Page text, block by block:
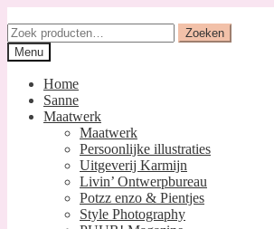
door
naar
navigatie
naar
de
inhoud
Zoeken
naar:
Zoeken
Menu
Home
Sanne
Maatwerk
Maatwerk
Persoonlijke illustraties
Uitgeverij Karmijn
Livin’ Ontwerpbureau
Potzz enzo & Pientjes
Style Photography